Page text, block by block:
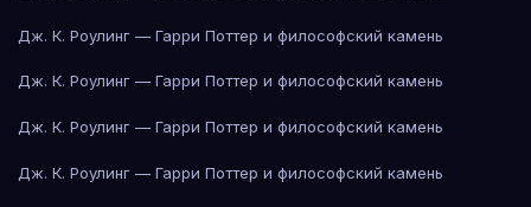
Дж. К. Роулинг — Гарри Поттер и философский камень
Дж. К. Роулинг — Гарри Поттер и философский камень
Дж. К. Роулинг — Гарри Поттер и философский камень
Дж. К. Роулинг — Гарри Поттер и философский камень